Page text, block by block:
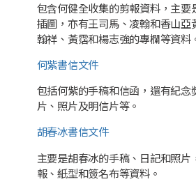
包含何健全收集的剪報資料，主要
插圖，亦有王司馬、凌翰和香山亞
翰祥、黃霑和楊志強的專欄等資料
何紫書信文件
包括何紫的手稿和信函，還有紀念
片、照片及明信片等。
胡春冰書信文件
主要是胡春冰的手稿、日記和照片
報、紙型和簽名布等資料。